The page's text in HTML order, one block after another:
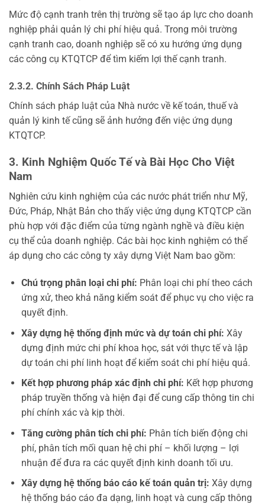
Mức độ cạnh tranh trên thị trường sẽ tạo áp lực cho doanh
nghiệp phải quản lý chi phí hiệu quả. Trong môi trường
cạnh tranh cao, doanh nghiệp sẽ có xu hướng ứng dụng
các công cụ KTQTCP để tìm kiếm lợi thế cạnh tranh.
2.3.2. Chính Sách Pháp Luật
Chính sách pháp luật của Nhà nước về kế toán, thuế và
quản lý kinh tế cũng sẽ ảnh hưởng đến việc ứng dụng
KTQTCP.
3. Kinh Nghiệm Quốc Tế và Bài Học Cho Việt
Nam
Nghiên cứu kinh nghiệm của các nước phát triển như Mỹ,
Đức, Pháp, Nhật Bản cho thấy việc ứng dụng KTQTCP cần
phù hợp với đặc điểm của từng ngành nghề và điều kiện
cụ thể của doanh nghiệp. Các bài học kinh nghiệm có thể
áp dụng cho các công ty xây dựng Việt Nam bao gồm:
Chú trọng phân loại chi phí: Phân loại chi phí theo cách
ứng xử, theo khả năng kiểm soát để phục vụ cho việc ra
quyết định.
Xây dựng hệ thống định mức và dự toán chi phí: Xây
dựng định mức chi phí khoa học, sát với thực tế và lập
dự toán chi phí linh hoạt để kiểm soát chi phí hiệu quả.
Kết hợp phương pháp xác định chi phí: Kết hợp phương
pháp truyền thống và hiện đại để cung cấp thông tin chi
phí chính xác và kịp thời.
Tăng cường phân tích chi phí: Phân tích biến động chi
phí, phân tích mối quan hệ chi phí – khối lượng – lợi
nhuận để đưa ra các quyết định kinh doanh tối ưu.
Xây dựng hệ thống báo cáo kế toán quản trị: Xây dựng
hệ thống báo cáo đa dạng, linh hoạt và cung cấp thông